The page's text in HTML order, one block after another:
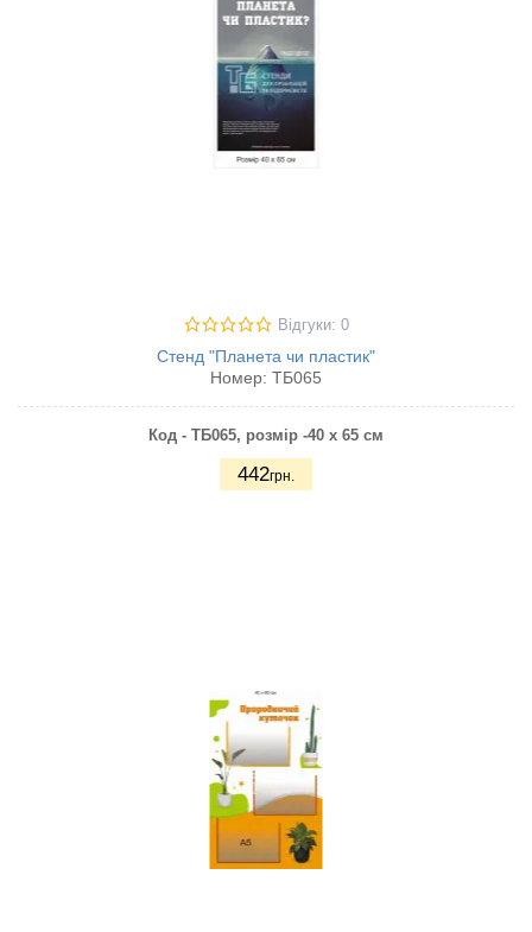
Відгуки: 0
Стенд "Планета чи пластик"
Номер: ТБ065
Код - ТБ065, розмір -40 х 65 см
442грн.